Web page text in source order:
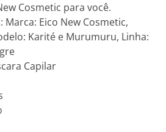
Cosmetic para você.
Eico New Cosmetic,
Karité e Murumuru, Linha:
Capilar